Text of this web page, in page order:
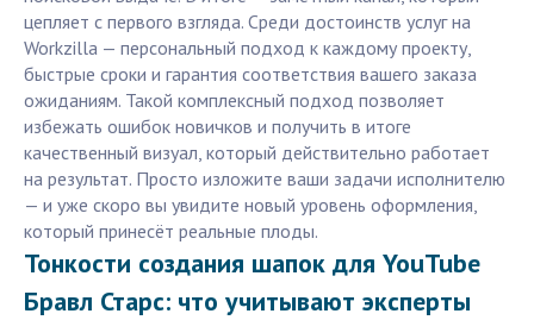
цепляет с первого взгляда. Среди достоинств услуг на
Workzilla — персональный подход к каждому проекту,
быстрые сроки и гарантия соответствия вашего заказа
ожиданиям. Такой комплексный подход позволяет
избежать ошибок новичков и получить в итоге
качественный визуал, который действительно работает
на результат. Просто изложите ваши задачи исполнителю
— и уже скоро вы увидите новый уровень оформления,
который принесёт реальные плоды.
Тонкости создания шапок для YouTube
Бравл Старс: что учитывают эксперты